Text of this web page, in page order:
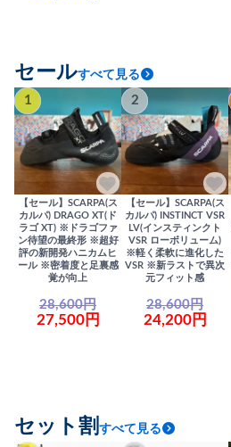
セールすべて見る
1
【セール】SCARPA(ス
カルパ) DRAGO XT(ド
ラゴ XT) ※ドラゴファ
ン待望の最終形 ※超好
評の新開発ハニカムヒ
ール ※密着度と足裏感
覚が向上
28,600円
27,500円
2
【セール】SCARPA(ス
カルパ) INSTINCT VSR
LV(インスティンクト
VSR ローボリューム)
※軽く柔軟に進化した
VSR ※新ラストで異次
元フィット感
28,600円
24,200円
セット割 すべて見る